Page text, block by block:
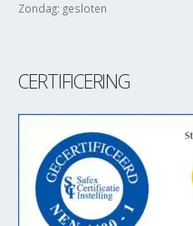
Zondag: gesloten
CERTIFICERING